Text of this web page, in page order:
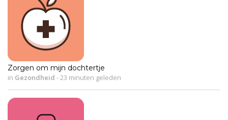
Zorgen om mijn dochtertje
in Gezondheid - 23 minuten geleden